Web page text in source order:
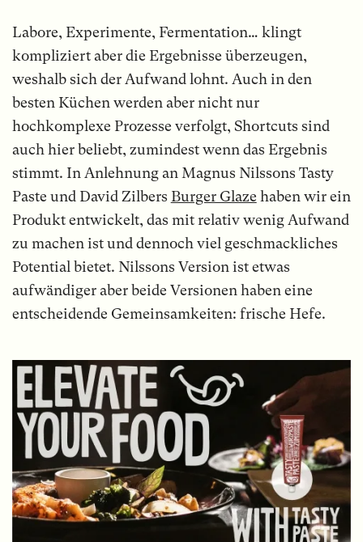
Labore, Experimente, Fermentation… klingt
kompliziert aber die Ergebnisse überzeugen,
weshalb sich der Aufwand lohnt. Auch in den
besten Küchen werden aber nicht nur
hochkomplexe Prozesse verfolgt, Shortcuts sind
auch hier beliebt, zumindest wenn das Ergebnis
stimmt. In Anlehnung an Magnus Nilssons Tasty
Paste und David Zilbers Burger Glaze haben wir ein
Produkt entwickelt, das mit relativ wenig Aufwand
zu machen ist und dennoch viel geschmackliches
Potential bietet. Nilssons Version ist etwas
aufwändiger aber beide Versionen haben eine
entscheidende Gemeinsamkeiten: frische Hefe.